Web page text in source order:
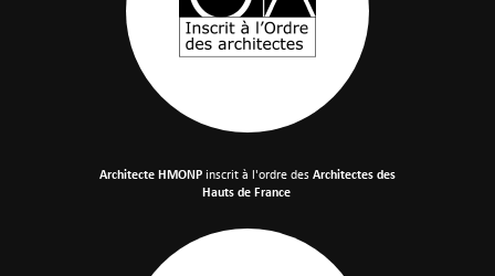
Architecte HMONPinscrit à l'ordre desArchitectes des
Hauts de France